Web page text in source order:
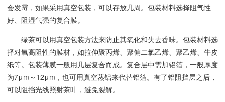
会发霉，如果采用真空包装，可以存放几周。包装材料选择阻气性
好、阻湿气强的复合膜。
绿茶可以用真空包装方法来防止其氧化和失去香味。包装材料选
择对氧高阻性的膜材，如拉伸聚丙烯、聚偏二氯乙烯、聚乙烯、牛皮
纸等。包装薄膜一般用几层复合而成。复合层中需加铝箔，一般厚度
为7μm～12μm，也可用真空蒸铝来代替铝箔。有了铝阻挡层之后，
可以阻挡光线照射茶叶，避免裂解。